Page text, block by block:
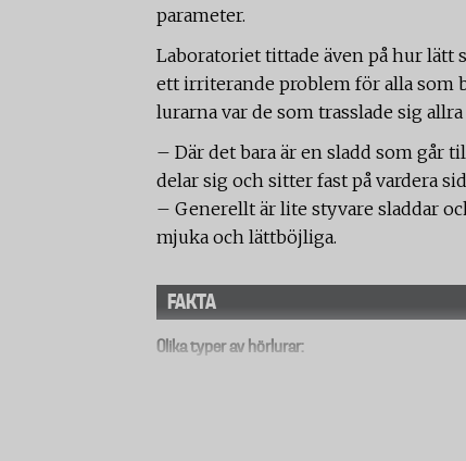
parameter.
Laboratoriet tittade även på hur lätt
ett irriterande problem för alla som
lurarna var de som trasslade sig
­– Där det bara är en sladd som går
delar sig och sitter fast på vardera
– Generellt är lite styvare sladdar
mjuka och lättböjliga.
FAKTA
Olika typer av hörlurar: